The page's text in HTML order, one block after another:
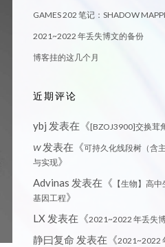
GAMES 202 笔记：SHADOW
2021~2022 年丢失博文的备份
博客挂的这几个月
近期评论
ybj 发表在《[BZOJ3900]交换茸
W发表在《可持久化线段树（含
与实现》
Advinas 发表在《 【生物】高
基因工程》
LX 发表在《2021~2022 年丢失
静曰复命 发表在《2021~2022